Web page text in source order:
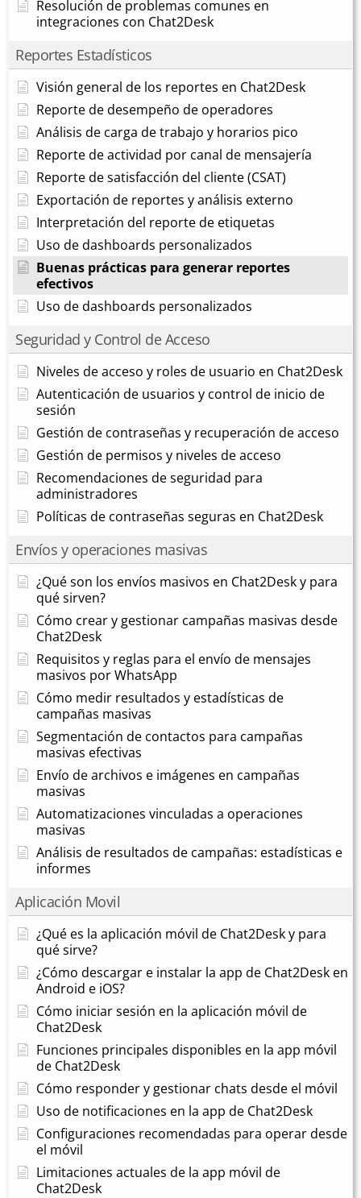
Resolución de problemas comunes en
integraciones con Chat2Desk
Reportes Estadísticos
Visión general de los reportes en Chat2Desk
Reporte de desempeño de operadores
Análisis de carga de trabajo y horarios pico
Reporte de actividad por canal de mensajería
Reporte de satisfacción del cliente (CSAT)
Exportación de reportes y análisis externo
Interpretación del reporte de etiquetas
Uso de dashboards personalizados
Buenas prácticas para generar reportes
efectivos
Uso de dashboards personalizados
Seguridad y Control de Acceso
Niveles de acceso y roles de usuario en Chat2Desk
Autenticación de usuarios y control de inicio de
sesión
Gestión de contraseñas y recuperación de acceso
Gestión de permisos y niveles de acceso
Recomendaciones de seguridad para
administradores
Políticas de contraseñas seguras en Chat2Desk
Envíos y operaciones masivas
¿Qué son los envíos masivos en Chat2Desk y para
qué sirven?
Cómo crear y gestionar campañas masivas desde
Chat2Desk
Requisitos y reglas para el envío de mensajes
masivos por WhatsApp
Cómo medir resultados y estadísticas de
campañas masivas
Segmentación de contactos para campañas
masivas efectivas
Envío de archivos e imágenes en campañas
masivas
Automatizaciones vinculadas a operaciones
masivas
Análisis de resultados de campañas: estadísticas e
informes
Aplicación Movil
¿Qué es la aplicación móvil de Chat2Desk y para
qué sirve?
¿Cómo descargar e instalar la app de Chat2Desk en
Android e iOS?
Cómo iniciar sesión en la aplicación móvil de
Chat2Desk
Funciones principales disponibles en la app móvil
de Chat2Desk
Cómo responder y gestionar chats desde el móvil
Uso de notificaciones en la app de Chat2Desk
Configuraciones recomendadas para operar desde
el móvil
Limitaciones actuales de la app móvil de
Chat2Desk